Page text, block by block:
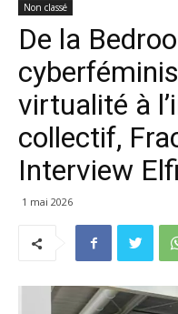
Non classé
De la
virtualité à
collectif,
Interview
1 mai 2026